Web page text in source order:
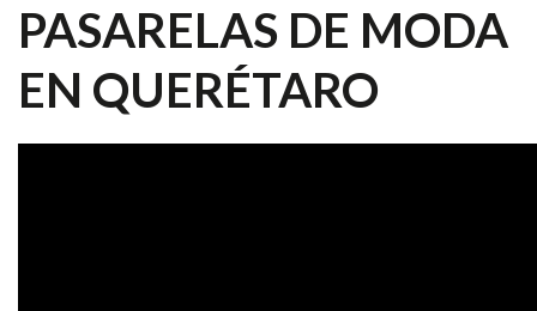
PASARELAS DE MODA
EN QUERÉTARO